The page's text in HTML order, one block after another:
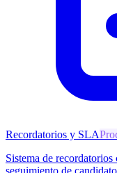
Recordatorios y SLA
Sistema de